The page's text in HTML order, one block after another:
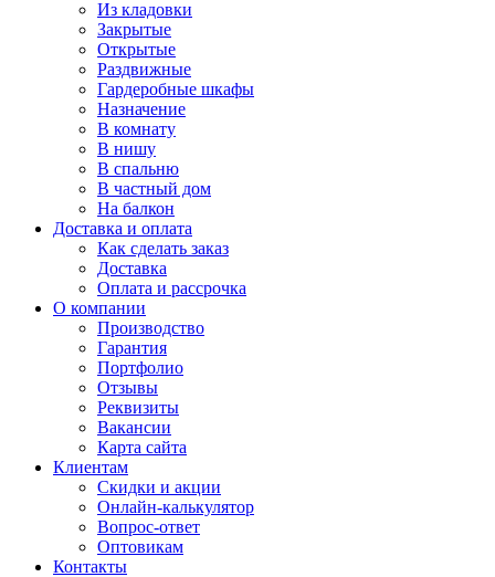
Из кладовки
Закрытые
Открытые
Раздвижные
Гардеробные шкафы
Назначение
В комнату
В нишу
В спальню
В частный дом
На балкон
Доставка и оплата
Как сделать заказ
Доставка
Оплата и рассрочка
О компании
Производство
Гарантия
Портфолио
Отзывы
Реквизиты
Вакансии
Карта сайта
Клиентам
Скидки и акции
Онлайн-калькулятор
Вопрос-ответ
Оптовикам
Контакты